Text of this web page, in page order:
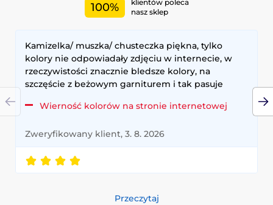
100%
klientów poleca
nasz sklep
Kamizelka/ muszka/ chusteczka piękna, tylko
kolory nie odpowiadały zdjęciu w internecie, w
rzeczywistości znacznie bledsze kolory, na
szczęście z beżowym garniturem i tak pasuje
Wierność kolorów na stronie internetowej
Zweryfikowany klient, 3. 8. 2026
Przeczytaj